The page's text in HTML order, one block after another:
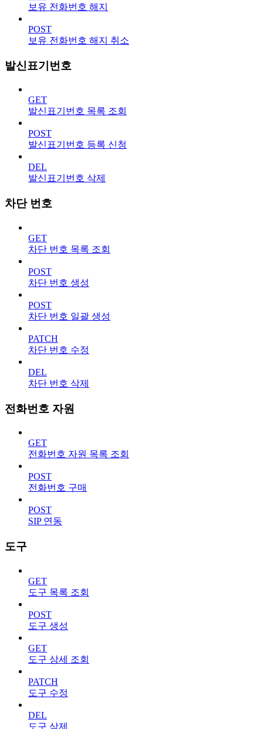
보유 전화번호 해지
POST
보유 전화번호 해지 취소
발신표기번호
GET
발신표기번호 목록 조회
POST
발신표기번호 등록 신청
DEL
발신표기번호 삭제
차단 번호
GET
차단 번호 목록 조회
POST
차단 번호 생성
POST
차단 번호 일괄 생성
PATCH
차단 번호 수정
DEL
차단 번호 삭제
전화번호 자원
GET
전화번호 자원 목록 조회
POST
전화번호 구매
POST
SIP 연동
도구
GET
도구 목록 조회
POST
도구 생성
GET
도구 상세 조회
PATCH
도구 수정
DEL
도구 삭제